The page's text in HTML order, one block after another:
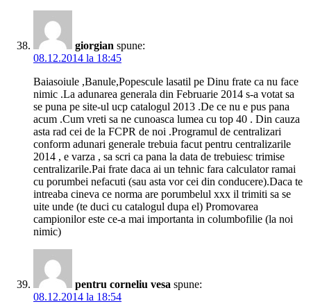
giorgian spune:
08.12.2014 la 18:45
Baiasoiule ,Banule,Popescule lasatil pe Dinu frate ca nu face
nimic .La adunarea generala din Februarie 2014 s-a votat sa
se puna pe site-ul ucp catalogul 2013 .De ce nu e pus pana
acum .Cum vreti sa ne cunoasca lumea cu top 40 . Din cauza
asta rad cei de la FCPR de noi .Programul de centralizari
conform adunari generale trebuia facut pentru centralizarile
2014 , e varza , sa scri ca pana la data de trebuiesc trimise
centralizarile.Pai frate daca ai un tehnic fara calculator ramai
cu porumbei nefacuti (sau asta vor cei din conducere).Daca te
intreaba cineva ce norma are porumbelul xxx il trimiti sa se
uite unde (te duci cu catalogul dupa el) Promovarea
campionilor este ce-a mai importanta in columbofilie (la noi
nimic)
pentru corneliu vesa spune:
08.12.2014 la 18:54